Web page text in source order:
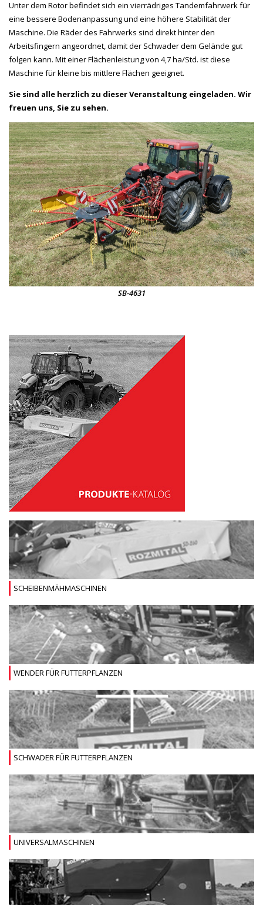
Unter dem Rotor befindet sich ein vierrädriges Tandemfahrwerk für
eine bessere Bodenanpassung und eine höhere Stabilität der
Maschine. Die Räder des Fahrwerks sind direkt hinter den
Arbeitsfingern angeordnet, damit der Schwader dem Gelände gut
folgen kann. Mit einer Flächenleistung von 4,7 ha/Std. ist diese
Maschine für kleine bis mittlere Flächen geeignet.
Sie sind alle herzlich zu dieser Veranstaltung eingeladen. Wir
freuen uns, Sie zu sehen.
SB-4631
SCHEIBENMÄHMASCHINEN
WENDER FÜR FUTTERPFLANZEN
SCHWADER FÜR FUTTERPFLANZEN
UNIVERSALMASCHINEN